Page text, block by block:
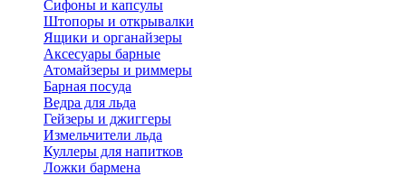
Сифоны и капсулы
Штопоры и открывалки
Ящики и органайзеры
Аксесуары барные
Атомайзеры и риммеры
Барная посуда
Ведра для льда
Гейзеры и джиггеры
Измельчители льда
Куллеры для напитков
Ложки бармена